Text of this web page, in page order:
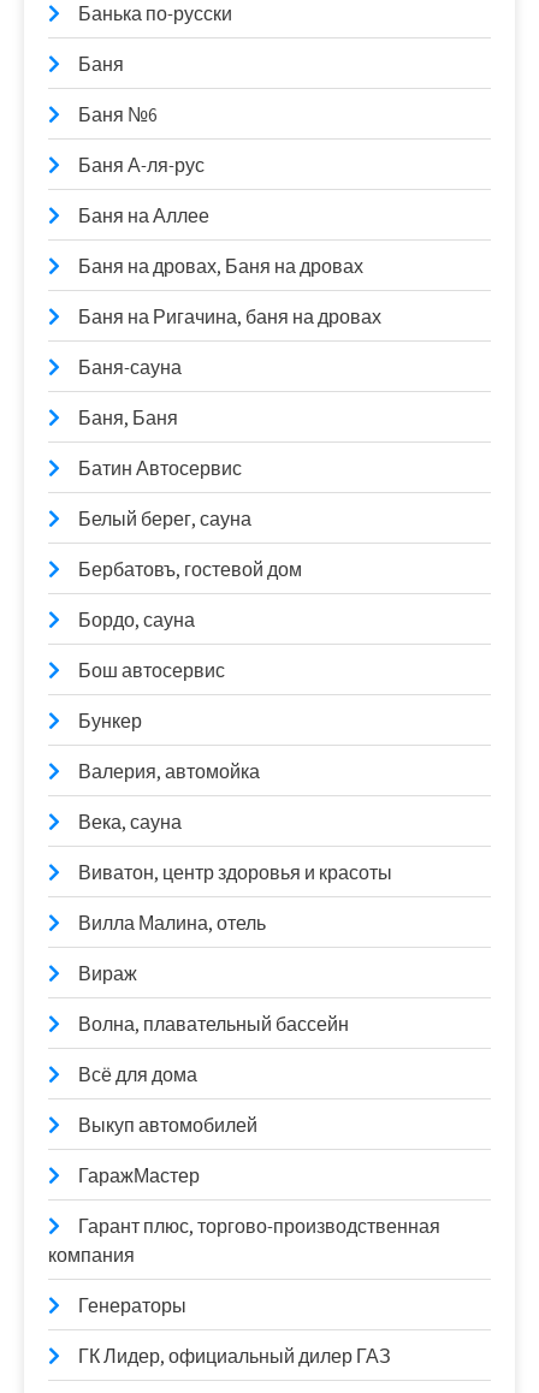
Банька по-русски
Баня
Баня №6
Баня А-ля-рус
Баня на Аллее
Баня на дровах, Баня на дровах
Баня на Ригачина, баня на дровах
Баня-сауна
Баня, Баня
Батин Автосервис
Белый берег, сауна
Бербатовъ, гостевой дом
Бордо, сауна
Бош автосервис
Бункер
Валерия, автомойка
Века, сауна
Виватон, центр здоровья и красоты
Вилла Малина, отель
Вираж
Волна, плавательный бассейн
Всё для дома
Выкуп автомобилей
ГаражМастер
Гарант плюс, торгово-производственная
компания
Генераторы
ГК Лидер, официальный дилер ГАЗ